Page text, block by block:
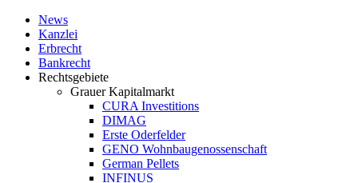
News
Kanzlei
Erbrecht
Bankrecht
Rechtsgebiete
Grauer Kapitalmarkt
CURA Investitions
DIMAG
Erste Oderfelder
GENO Wohnbaugenossenschaft
German Pellets
INFINUS